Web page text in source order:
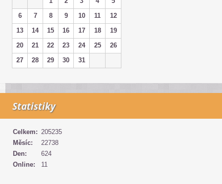
6
7 8 9 10 11
12
13
14 15 16 17 18
19
20
21 22 23 24 25
26
27
28 29 30 31
Statistiky
Online: 11
Celkem: 205235
Měsíc:
22738
Den:
624